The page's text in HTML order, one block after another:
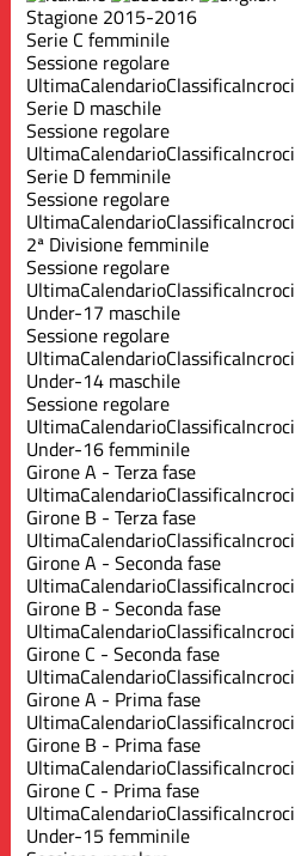
Stagione 2015-2016
Serie C femminile
Sessione regolare
UltimaCalendarioClassificaIncroci
Serie D maschile
Sessione regolare
UltimaCalendarioClassificaIncroci
Serie D femminile
Sessione regolare
UltimaCalendarioClassificaIncroci
2ª Divisione femminile
Sessione regolare
UltimaCalendarioClassificaIncroci
Under-17 maschile
Sessione regolare
UltimaCalendarioClassificaIncroci
Under-14 maschile
Sessione regolare
UltimaCalendarioClassificaIncroci
Under-16 femminile
Girone A - Terza fase
UltimaCalendarioClassificaIncroci
Girone B - Terza fase
UltimaCalendarioClassificaIncroci
Girone A - Seconda fase
UltimaCalendarioClassificaIncroci
Girone B - Seconda fase
UltimaCalendarioClassificaIncroci
Girone C - Seconda fase
UltimaCalendarioClassificaIncroci
Girone A - Prima fase
UltimaCalendarioClassificaIncroci
Girone B - Prima fase
UltimaCalendarioClassificaIncroci
Girone C - Prima fase
UltimaCalendarioClassificaIncroci
Under-15 femminile